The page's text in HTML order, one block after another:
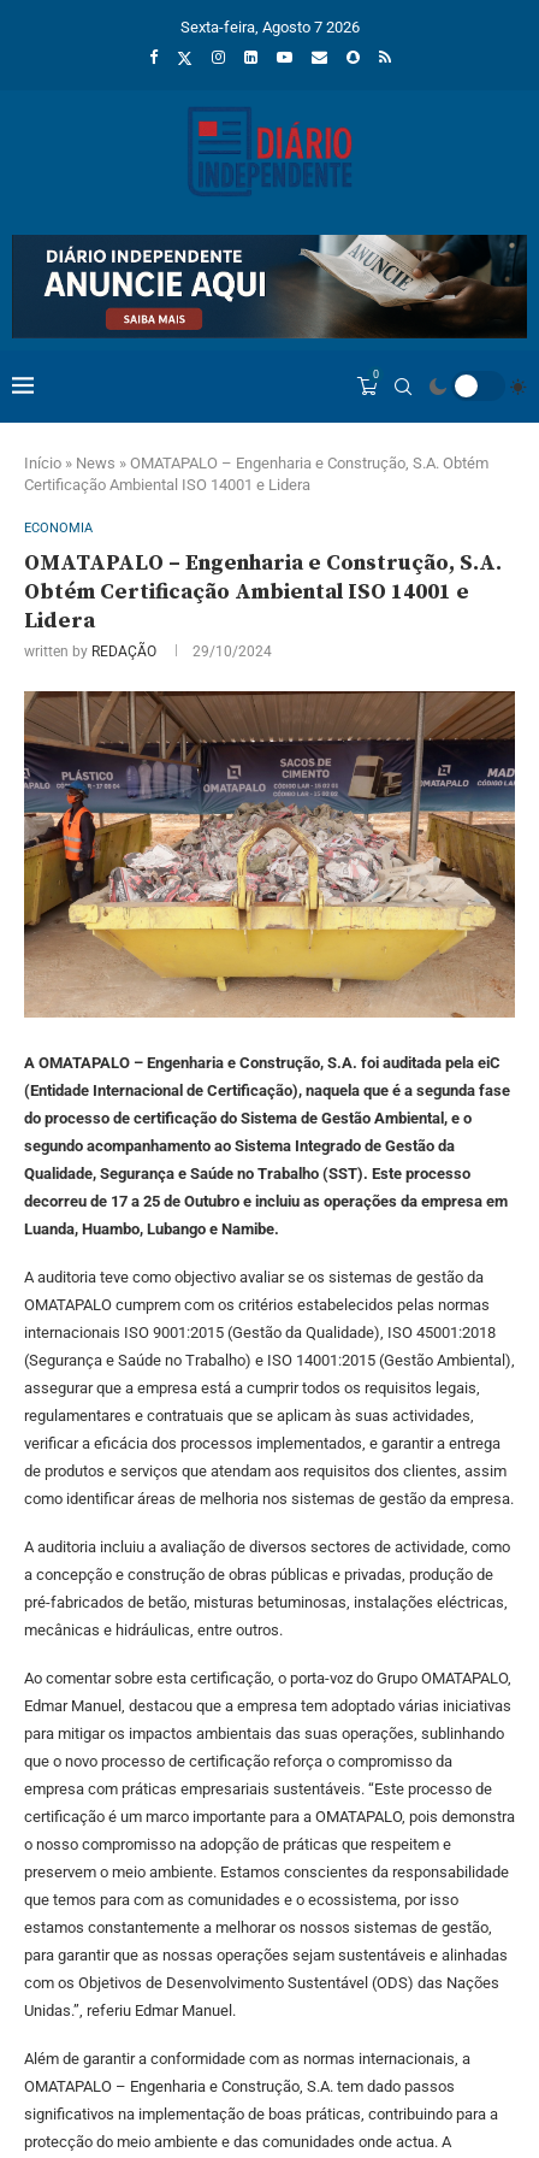
Sexta-feira, Agosto 7 2026
0
Início » News » OMATAPALO – Engenharia e Construção, S.A. Obtém
Certificação Ambiental ISO 14001 e Lidera
ECONOMIA
OMATAPALO – Engenharia e Construção, S.A.
Obtém Certificação Ambiental ISO 14001 e
Lidera
written by REDAÇÃO 29/10/2024
A OMATAPALO – Engenharia e Construção, S.A. foi auditada pela eiC
(Entidade Internacional de Certificação), naquela que é a segunda fase
do processo de certificação do Sistema de Gestão Ambiental, e o
segundo acompanhamento ao Sistema Integrado de Gestão da
Qualidade, Segurança e Saúde no Trabalho (SST). Este processo
decorreu de 17 a 25 de Outubro e incluiu as operações da empresa em
Luanda, Huambo, Lubango e Namibe.
A auditoria teve como objectivo avaliar se os sistemas de gestão da
OMATAPALO cumprem com os critérios estabelecidos pelas normas
internacionais ISO 9001:2015 (Gestão da Qualidade), ISO 45001:2018
(Segurança e Saúde no Trabalho) e ISO 14001:2015 (Gestão Ambiental),
assegurar que a empresa está a cumprir todos os requisitos legais,
regulamentares e contratuais que se aplicam às suas actividades,
verificar a eficácia dos processos implementados, e garantir a entrega
de produtos e serviços que atendam aos requisitos dos clientes, assim
como identificar áreas de melhoria nos sistemas de gestão da empresa.
A auditoria incluiu a avaliação de diversos sectores de actividade, como
a concepção e construção de obras públicas e privadas, produção de
pré-fabricados de betão, misturas betuminosas, instalações eléctricas,
mecânicas e hidráulicas, entre outros.
Ao comentar sobre esta certificação, o porta-voz do Grupo OMATAPALO,
Edmar Manuel, destacou que a empresa tem adoptado várias iniciativas
para mitigar os impactos ambientais das suas operações, sublinhando
que o novo processo de certificação reforça o compromisso da
empresa com práticas empresariais sustentáveis. “Este processo de
certificação é um marco importante para a OMATAPALO, pois demonstra
o nosso compromisso na adopção de práticas que respeitem e
preservem o meio ambiente. Estamos conscientes da responsabilidade
que temos para com as comunidades e o ecossistema, por isso
estamos constantemente a melhorar os nossos sistemas de gestão,
para garantir que as nossas operações sejam sustentáveis e alinhadas
com os Objetivos de Desenvolvimento Sustentável (ODS) das Nações
Unidas.”, referiu Edmar Manuel.
Além de garantir a conformidade com as normas internacionais, a
OMATAPALO – Engenharia e Construção, S.A. tem dado passos
significativos na implementação de boas práticas, contribuindo para a
protecção do meio ambiente e das comunidades onde actua. A